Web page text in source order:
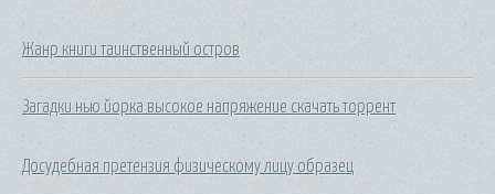
Жанр книги таинственный остров
Загадки нью йорка высокое напряжение скачать торрент
Досудебная претензия физическому лицу образец